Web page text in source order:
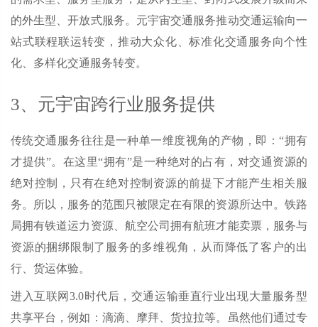
的外生型、开放式服务。元宇宙交通服务推动交通运输向一
站式联程联运转变，推动大众化、标准化交通服务向个性
化、多样化交通服务转变。
3、元宇宙跨行业服务提供
传统交通服务往往是一种单一维度视角的产物，即：“拥有
才提供”。在这里“拥有”是一种绝对的占有，对交通资源的
绝对控制，只有在绝对控制资源的前提下才能产生相关服
务。所以，服务的范围只被限定在有限的资源所达中。铁路
局拥有铁道运力资源、航空公司拥有航班才能卖票，服务与
资源的捆绑限制了服务的多维视角，从而降低了客户的出
行、货运体验。
进入互联网3.0时代后，交通运输垂直行业出现大量服务型
共享平台，例如：滴滴、摩拜、货拉拉等。虽然他们通过专